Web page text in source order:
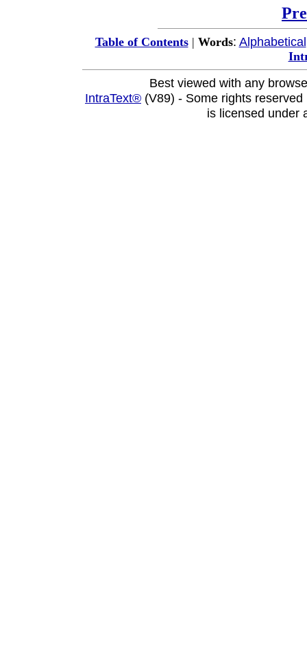
Table of Contents| Words: Alphabetical
Best viewed with any
IntraText® (V89) - Some rights
is licensed under